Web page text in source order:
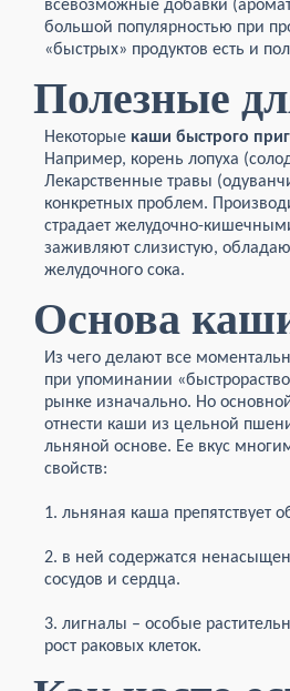
всевозможные добавки
большой популярностью при
«быстрых» продуктов есть и
Полезные
Некоторые каши быстрого
Например, корень лопуха
Лекарственные травы
конкретных проблем.
страдает желудочно-
заживляют слизистую,
желудочного сока.
Основа
Из чего делают все
при упоминании
рынке изначально. Но
отнести каши из цельной
льняной основе. Ее вкус
свойств:
1. льняная каша препятствует
2. в ней содержатся
сосудов и сердца.
3. лигналы – особые
рост раковых клеток.